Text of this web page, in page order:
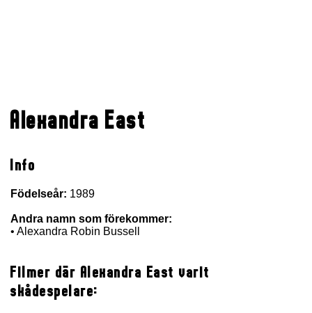
Alexandra East
Info
Födelseår: 1989
Andra namn som förekommer:
• Alexandra Robin Bussell
Filmer där Alexandra East varit
skådespelare: